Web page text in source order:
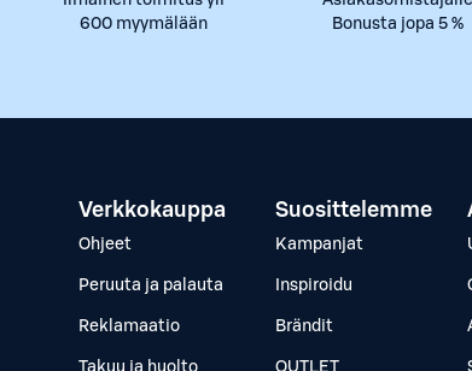
600 myymälään
Bonusta jopa 5 %
Verkkokauppa
Ohjeet
Peruuta ja palauta
Reklamaatio
Takuu ja huolto
Suosittelemme
Kampanjat
Inspiroidu
Brändit
OUTLET